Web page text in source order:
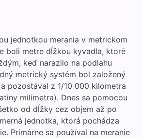
jednotkou merania v metrickom
boli metre dĺžkou kyvadla, ktoré
keď narazilo na podlahu
metrický systém bol založený
pozostával z 1/10 000 kilometra
milimetra). Dnes sa pomocou
od dĺžky cez objem až po
jednotka, ktorá pochádza
Primárne sa používal na meranie